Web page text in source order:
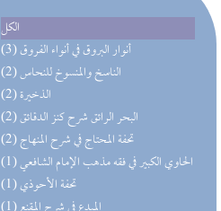
الكل
(3) أنوار البروق في أنواء الفروق
(2) الناسخ والمنسوخ للنحاس
(2) الذخيرة
(2) البحر الرائق شرح كنز الدقائق
(2) تحفة المحتاج في شرح المنهاج
(1) الحاوي الكبير في فقه مذهب الإمام الشافعي
(1) تحفة الأحوذي